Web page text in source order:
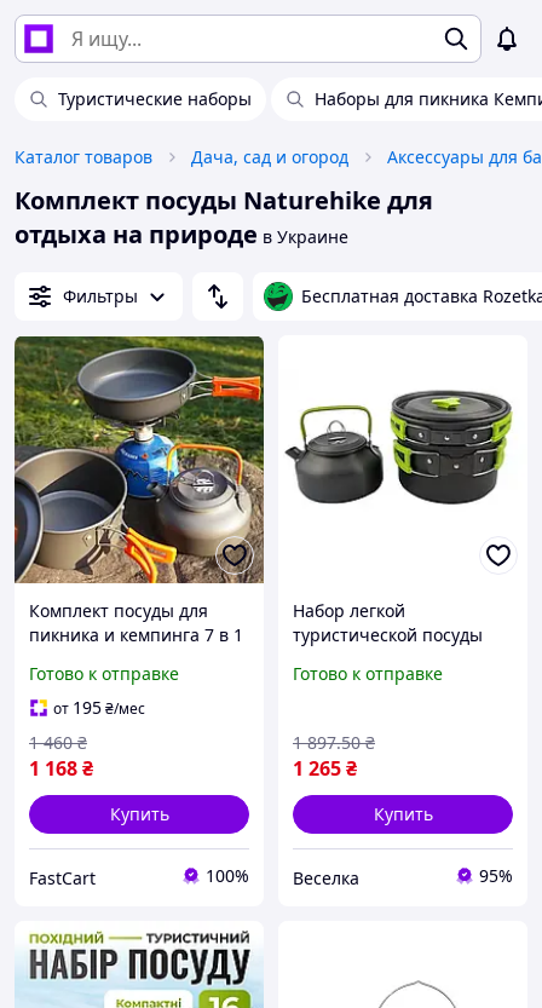
Туристические наборы Наборы для пикника
Каталог товаров Дача, сад и огород Аксессуары для
Комплект посуды Naturehike для
отдыха на природе в Украине
Фильтры Бесплатная доставка
Комплект посуды для
пикника и кемпинга 7 в 1
туризма отдыха Набор
туристической посуды на
природу в лес
Готово к отправке
от 195₴/мес
1 168₴
1 460 ₴
Купить
FastCart 100%
Набор легкой
туристической посуды
природе с котелком с
FLAME
Готово к отправке
1 265₴
1 897.50 ₴
Купить
Веселка 95%